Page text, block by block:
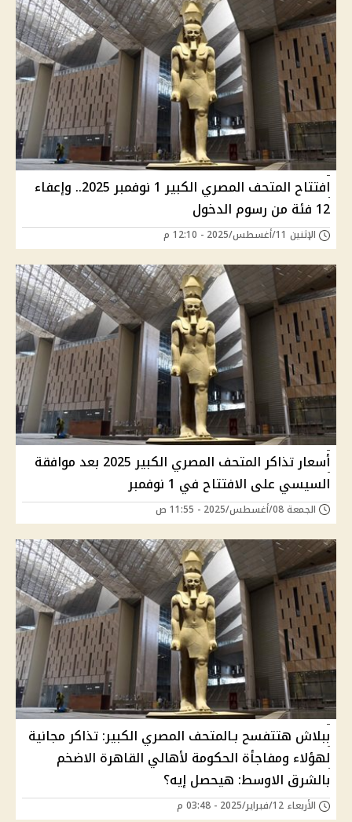
افتتاح المتحف المصري الكبير 1 نوفمبر 2025.. وإعفاء
12 فئة من رسوم الدخول
الإثنين 11/أغسطس/2025 - 12:10 م
أسعار تذاكر المتحف المصري الكبير 2025 بعد موافقة
السيسي على الافتتاح في 1 نوفمبر
الجمعة 08/أغسطس/2025 - 11:55 ص
ببلاش هتتفسح بـالمتحف المصري الكبير: تذاكر مجانية
لهؤلاء ومفاجأة الحكومة لأهالي القاهرة الاضخم
بالشرق الاوسط: هيحصل إيه؟
الأربعاء 12/فبراير/2025 - 03:48 م